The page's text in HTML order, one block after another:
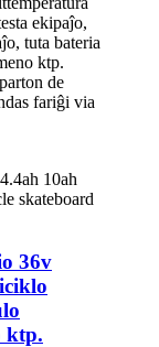
ekipaĵo,
tuta bateria
ktp.
de
fariĝi via
36v
ktp.